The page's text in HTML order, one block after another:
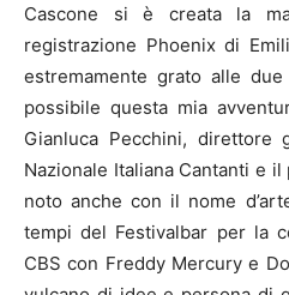
Cascone si è creata la
registrazione Phoenix di
estremamente grato alle
possibile questa mia
Gianluca Pecchini, direttore
Nazionale Italiana Cantanti e
noto anche con il nome
tempi del Festivalbar per la
CBS con Freddy Mercury e